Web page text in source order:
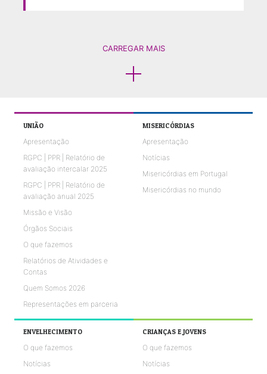
CARREGAR MAIS
UNIÃO
Apresentação
RGPC | PPR | Relatório de
avaliação intercalar 2025
RGPC | PPR | Relatório de
avaliação anual 2025
Missão e Visão
Órgãos Sociais
O que fazemos
Relatórios de Atividades e
Contas
Quem Somos 2026
Representações em parceria
MISERICÓRDIAS
Apresentação
Notícias
Misericórdias em Portugal
Misericórdias no mundo
ENVELHECIMENTO
O que fazemos
Notícias
CRIANÇAS E JOVENS
O que fazemos
Notícias